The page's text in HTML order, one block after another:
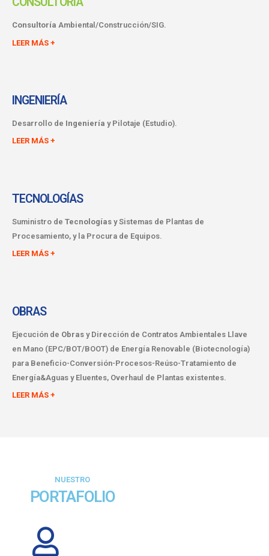
Consultoría Ambiental/Construcción/SIG.
LEER MÁS +
INGENIERÍA
Desarrollo de Ingeniería y Pilotaje (Estudio).
LEER MÁS +
TECNOLOGÍAS
Suministro de Tecnologías y Sistemas de Plantas de
Procesamiento, y la Procura de Equipos.
LEER MÁS +
OBRAS
Ejecución de Obras y Dirección de Contratos Ambientales Llave
en Mano (EPC/BOT/BOOT) de Energía Renovable (Biotecnología)
para Beneficio-Conversión-Procesos-Reúso-Tratamiento de
Energía&Aguas y Eluentes, Overhaul de Plantas existentes.
LEER MÁS +
NUESTRO
PORTAFOLIO